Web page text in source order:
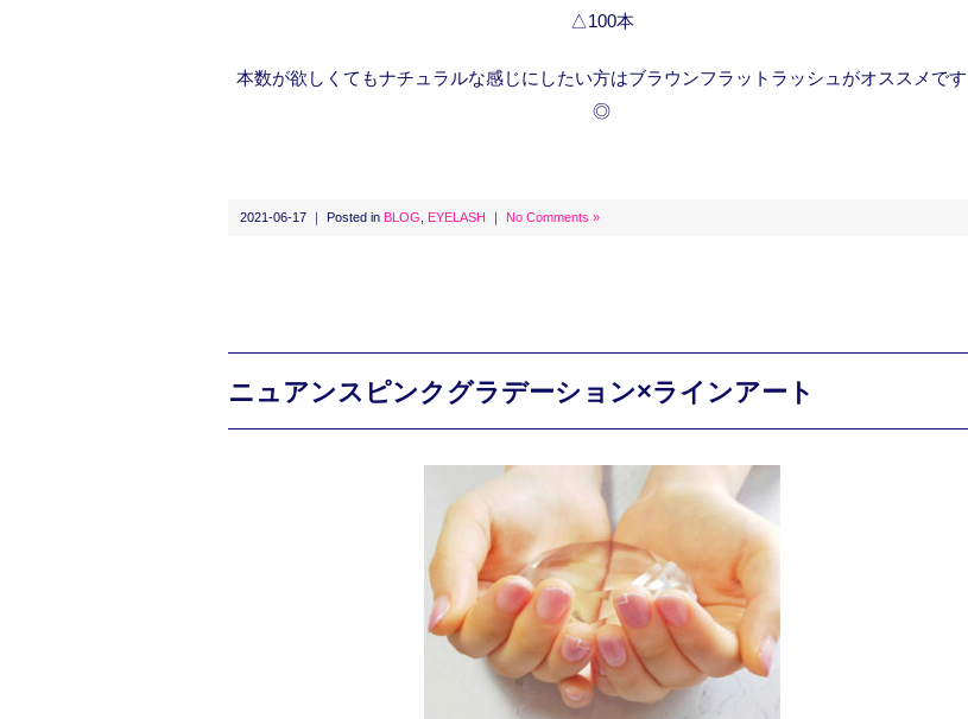
△100本
本数が欲しくてもナチュラルな感じにしたい方はブラウンフラットラッシュがオススメです
◎
2021-06-17 ｜ Posted in BLOG EYELASH ｜ No Comments »
ニュアンスピンクグラデーション×ラインアート